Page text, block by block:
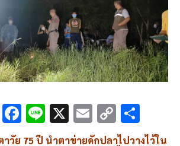
F
ac
Li
n
X E
m
C
o h
วัย 75 ปี นำตาข่ายดักปลาไปวางไว้ใน